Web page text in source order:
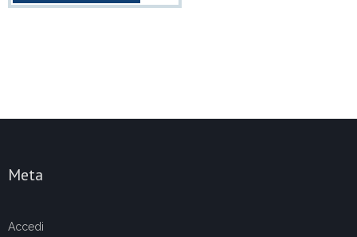
Meta
Accedi